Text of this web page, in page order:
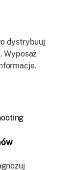
dystrybuuj
Wyposaż